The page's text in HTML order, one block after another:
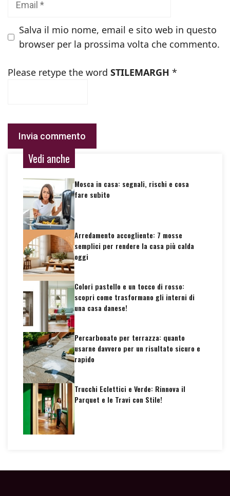
Salva il mio nome, email e sito web in questo
browser per la prossima volta che commento.
Please retype the word STILEMARGH *
Vedi anche
Mosca in casa: segnali, rischi e cosa
fare subito
Arredamento accogliente: 7 mosse
semplici per rendere la casa più calda
oggi
Colori pastello e un tocco di rosso:
scopri come trasformano gli interni di
una casa danese!
Percarbonato per terrazza: quanto
usarne davvero per un risultato sicuro e
rapido
Trucchi Eclettici e Verde: Rinnova il
Parquet e le Travi con Stile!